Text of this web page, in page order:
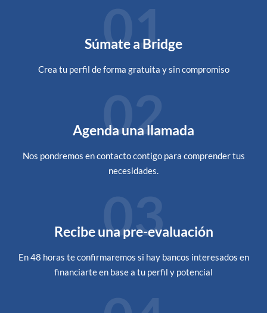
01
Súmate a Bridge
Crea tu perfil de forma gratuita y sin compromiso
02
Agenda una llamada
Nos pondremos en contacto contigo para comprender tus
necesidades.
03
Recibe una pre-evaluación
En 48 horas te confirmaremos si hay bancos interesados en
financiarte en base a tu perfil y potencial